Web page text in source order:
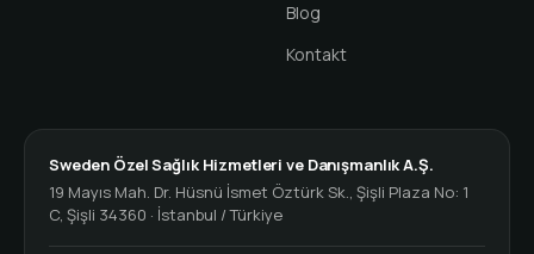
Blog
Kontakt
Sweden Özel Sağlık Hizmetleri ve Danışmanlık A.Ş.
19 Mayıs Mah. Dr. Hüsnü İsmet Öztürk Sk., Şişli Plaza No: 1
C, Şişli 34360 · İstanbul / Türkiye